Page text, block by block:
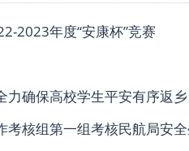
2023年度“安康杯”竞赛
力确保高校学生平安有序返乡
考核组第一组考核民航局安